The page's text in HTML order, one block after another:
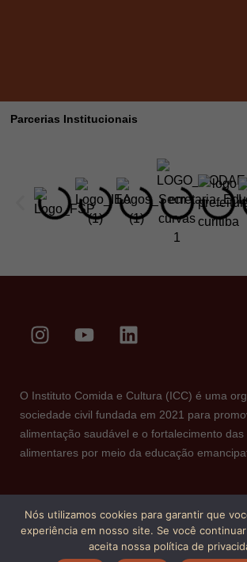
Parcerias Institucionais
O Instituto Comida e Cultura (ICC) é uma
sociedade civil fundada em 2021 para
alimentação saudável e o fortalecimento das
alimentares por meio da educação
Nós utilizamos cookies para garantir que
experiência em nosso site. Se você
aceita nossa política de